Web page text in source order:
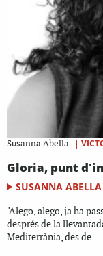
Susanna Abella |
Gloria, punt
SUSANNA ABELLA
"Alego, alego, ja ha
després de la
Mediterrània, des de...